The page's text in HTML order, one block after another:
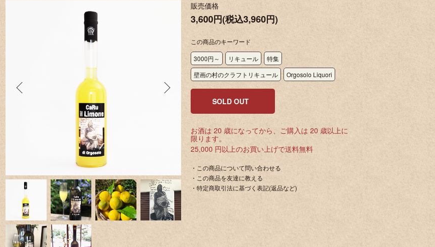
販売価格
3,600円(税込3,960円)
この商品のキーワード
3000円～
リキュール
特集
壁画の村のクラフトリキュール
Orgosolo Liquori
SOLD OUT
お酒は 20 歳になってから、ご購入は 20 歳以上に
限ります。
25,000 円以上のお買い上げで送料無料
・この商品について問い合わせる
・この商品を友達に教える
・特定商取引法に基づく表記(返品など)